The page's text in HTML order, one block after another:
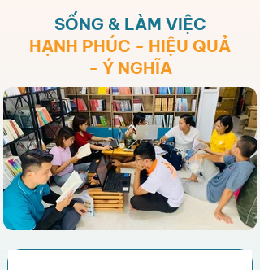
SỐNG & LÀM VIỆC
HẠNH PHÚC - HIỆU QUẢ
- Ý NGHĨA